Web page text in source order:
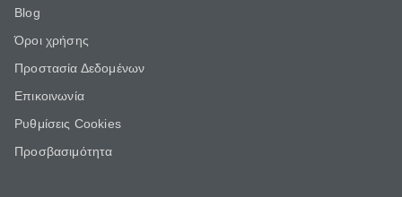
Blog
Όροι χρήσης
Προστασία Δεδομένων
Επικοινωνία
Ρυθμίσεις Cookies
Προσβασιμότητα